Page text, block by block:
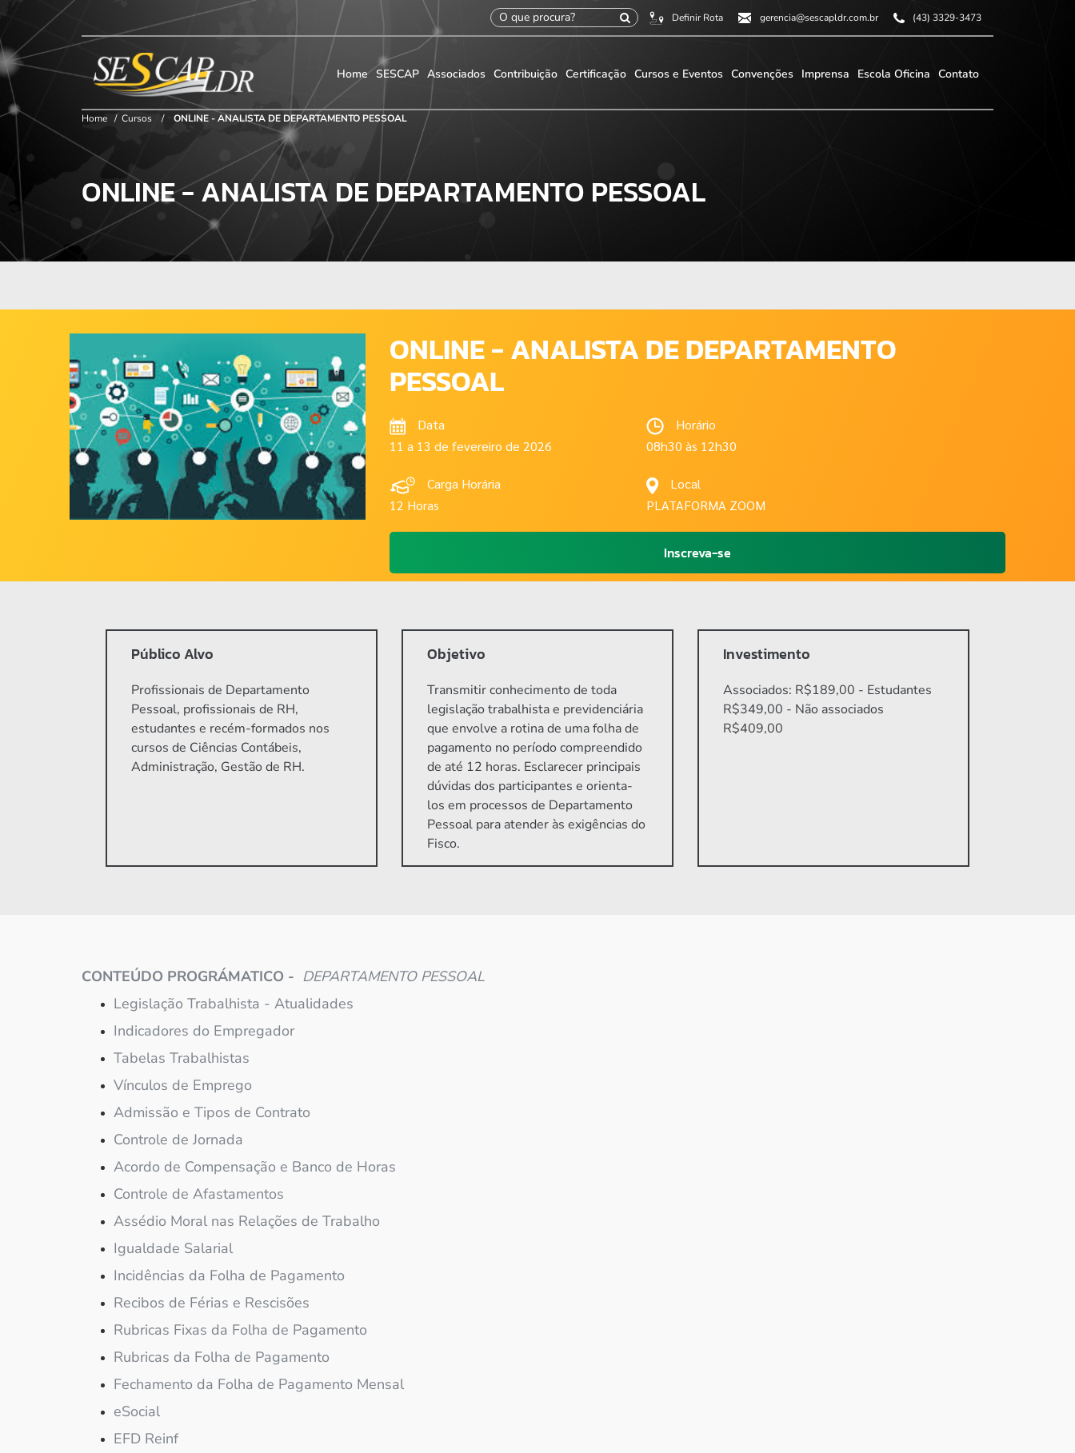
Definir Rota gerencia@sescapldr.com.br (43) 3329-3473
Home SESCAP Associados Contribuição Certificação Cursos e Eventos Convenções Imprensa Escola Oficina Contato
×
Início
SESCAP
Associados
Contribuição
Certificação
Convenções
Imprensa
Contato
Home / Cursos / ONLINE - ANALISTA DE DEPARTAMENTO PESSOAL
ONLINE - ANALISTA DE DEPARTAMENTO PESSOAL
ONLINE - ANALISTA DE DEPARTAMENTO
PESSOAL
Data
11 a 13 de fevereiro de 2026
Horário
08h30 às 12h30
Carga Horária
12 Horas
Local
PLATAFORMA ZOOM
Inscreva-se
Público Alvo
Profissionais de Departamento
Pessoal, profissionais de RH,
estudantes e recém-formados nos
cursos de Ciências Contábeis,
Administração, Gestão de RH.
Objetivo
Transmitir conhecimento de toda
legislação trabalhista e previdenciária
que envolve a rotina de uma folha de
pagamento no período compreendido
de até 12 horas. Esclarecer principais
dúvidas dos participantes e orienta-
los em processos de Departamento
Pessoal para atender às exigências do
Fisco.
Investimento
Associados: R$189,00 - Estudantes
R$349,00 - Não associados
R$409,00
CONTEÚDO PROGRÁMATICO - DEPARTAMENTO PESSOAL
Legislação Trabalhista - Atualidades
Indicadores do Empregador
Tabelas Trabalhistas
Vínculos de Emprego
Admissão e Tipos de Contrato
Controle de Jornada
Acordo de Compensação e Banco de Horas
Controle de Afastamentos
Assédio Moral nas Relações de Trabalho
Igualdade Salarial
Incidências da Folha de Pagamento
Recibos de Férias e Rescisões
Rubricas Fixas da Folha de Pagamento
Rubricas da Folha de Pagamento
Fechamento da Folha de Pagamento Mensal
eSocial
EFD Reinf